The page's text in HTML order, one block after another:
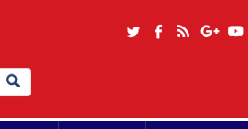
Search